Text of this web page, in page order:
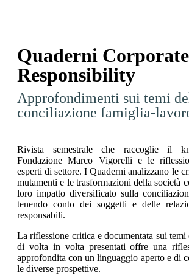
Quaderni
Responsibility
Approfondimenti sui temi
conciliazione famiglia-
Rivista semestrale che raccoglie il
Fondazione Marco Vigorelli e le
esperti di settore. I Quaderni analizzano le
mutamenti e le trasformazioni della società
loro impatto diversificato sulla
tenendo conto dei soggetti e delle
responsabili.
La riflessione critica e documentata sui temi
di volta in volta presentati offre una
approfondita con un linguaggio aperto e di
le diverse prospettive.